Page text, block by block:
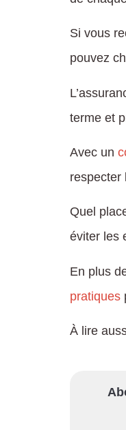
Si vous
pouvez
terme et
Avec un
respecter
Quel
éviter les
En plus
pratiques
À lire